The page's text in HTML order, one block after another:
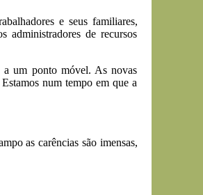
e seus familiares,
administradores de recursos
a um ponto móvel. As novas
num tempo em que a
as carências são imensas,